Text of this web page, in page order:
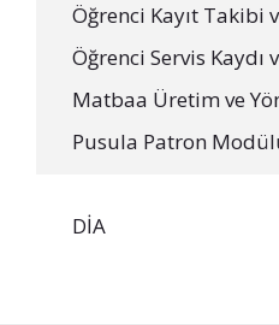
Öğrenci Kayıt Takibi
Öğrenci Servis Kaydı
Matbaa Üretim ve
Pusula Patron
DIA